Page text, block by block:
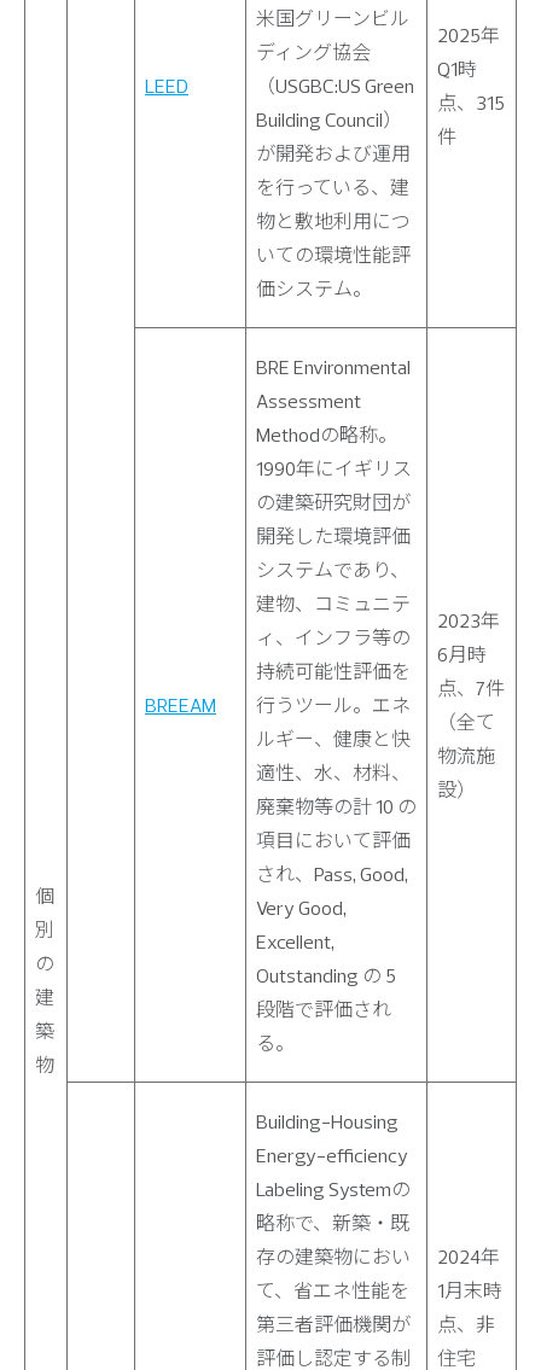
個
別
の
建
築
物
LEED
米国グリーンビル
ディング協会
（USGBC:US Green
Building Council）
が開発および運用
を行っている、建
物と敷地利用につ
いての環境性能評
価システム。
2025年
Q1時
点、315
件
BREEAM
BRE Environmental
Assessment
Methodの略称。
1990年にイギリス
の建築研究財団が
開発した環境評価
システムであり、
建物、コミュニテ
ィ、インフラ等の
持続可能性評価を
行うツール。エネ
ルギー、健康と快
適性、水、材料、
廃棄物等の計 10 の
項目において評価
され、Pass, Good,
Very Good,
Excellent,
Outstanding の 5
段階で評価され
る。
2023年
6月時
点、7件
（全て
物流施
設）
Building-Housing
Energy-efficiency
Labeling Systemの
略称で、新築・既
存の建築物におい
て、省エネ性能を
第三者評価機関が
評価し認定する制
2024年
1月末時
点、非
住宅